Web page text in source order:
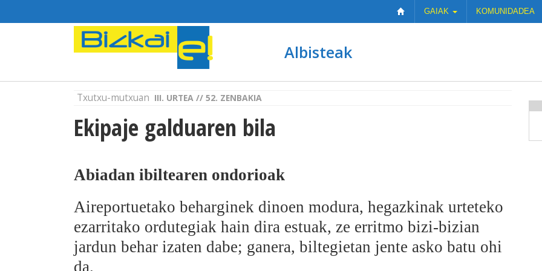
GAIAK KOMUNIDADEA
Albisteak
Txutxu-mutxuan III. URTEA // 52. ZENBAKIA
Ekipaje galduaren bila
Abiadan ibiltearen ondorioak
Aireportuetako beharginek dinoen modura, hegazkinak urteteko
ezarritako ordutegiak hain dira estuak, ze erritmo bizi-bizian
jardun behar izaten dabe; ganera, biltegietan jente asko batu ohi
da.